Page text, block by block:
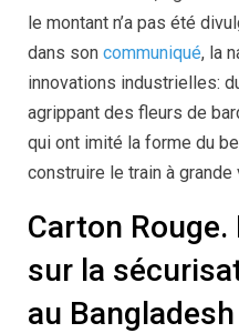
le montant n’a pas été
dans son communiqué, la
innovations industrielles:
agrippant des fleurs de
qui ont imité la forme du
construire le train à
Carton Rouge.
sur la
au Bangladesh